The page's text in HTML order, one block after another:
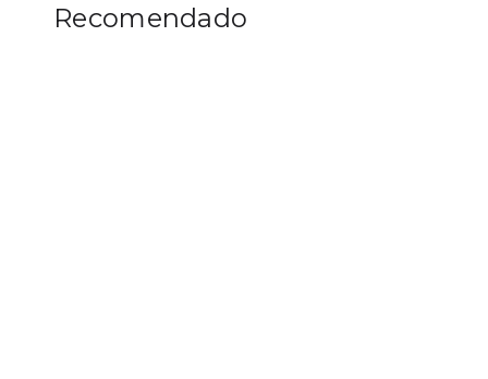
Recomendado